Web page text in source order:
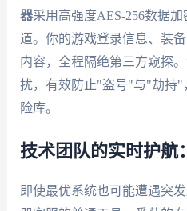
器采用高强度AES-256数据
道。你的游戏登录信息、装
内容，全程隔绝第三方窥探
扰，有效防止"盗号"与"劫持"
险库。
技术团队的实时护航
即使最优系统也可能遭遇突